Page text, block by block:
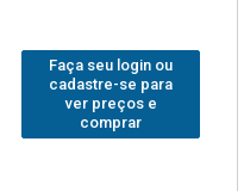
Faça seu login ou
cadastre-se para
ver preços e
comprar